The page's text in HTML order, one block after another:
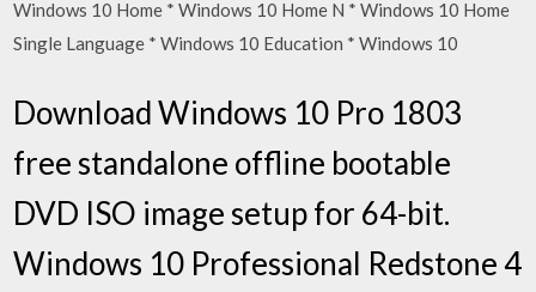
Windows 10 Home * Windows 10 Home N * Windows 10 Home
Single Language * Windows 10 Education * Windows 10
Download Windows 10 Pro 1803
free standalone offline bootable
DVD ISO image setup for 64-bit.
Windows 10 Professional Redstone 4